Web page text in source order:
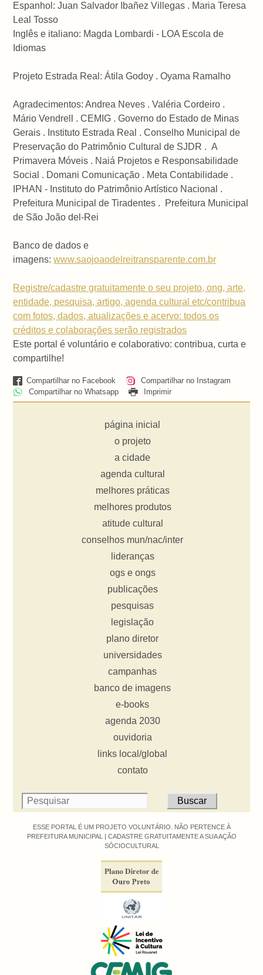
Espanhol: Juan Salvador Ibañez Villegas . Maria Teresa
Leal Tosso
Inglês e italiano: Magda Lombardi - LOA Escola de
Idiomas
Projeto Estrada Real: Átila Godoy . Oyama Ramalho
Agradecimentos: Andrea Neves . Valéria Cordeiro .
Mário Vendrell . CEMIG . Governo do Estado de Minas
Gerais . Instituto Estrada Real . Conselho Municipal de
Preservação do Patrimônio Cultural de SJDR . A
Primavera Móveis . Naiá Projetos e Responsabilidade
Social . Domani Comunicação . Meta Contabilidade .
IPHAN - Instituto do Patrimônio Artístico Nacional .
Prefeitura Municipal de Tiradentes . Prefeitura Municipal
de São João del-Rei
Banco de dados e
imagens:www.saojoaodelreitransparente.com.br
Registre/cadastre gratuitamente o seu projeto, ong, arte,
entidade, pesquisa, artigo, agenda cultural etc/contribua
com fotos, dados, atualizações e acervo: todos os
créditos e colaborações serão registrados
Este portal é voluntário e colaborativo: contribua, curta e
compartilhe!
Compartilhar no Facebook
Compartilhar no Instagram
Compartilhar no Whatsapp
Imprimir
página inicial
o projeto
a cidade
agenda cultural
melhores práticas
melhores produtos
atitude cultural
conselhos mun/nac/inter
lideranças
ogs e ongs
publicações
pesquisas
legislação
plano diretor
universidades
campanhas
banco de imagens
e-books
agenda 2030
ouvidoria
links local/global
contato
ESSE PORTAL É UM PROJETO VOLUNTÁRIO. NÃO PERTENCE À
PREFEITURA MUNICIPAL | CADASTRE GRATUITAMENTE A SUA AÇÃO
SÓCIOCULTURAL